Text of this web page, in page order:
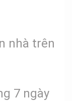
nhà trên
7 ngày